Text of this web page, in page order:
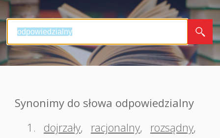
Synonimy do słowa odpowiedzialny
1.
dojrzały, racjonalny, rozsądny,